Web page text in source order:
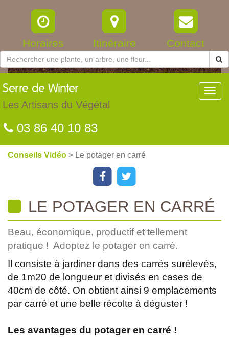
Horaires Itinéraire Contact
Serre de Winter
Les Artisans du Végétal
03 86 40 10 83
Conseils Vidéo > Le potager en carré
LE POTAGER EN CARRÉ
Beau, économique, productif et tellement
pratique ! Adoptez le potager en carré.
Il consiste à jardiner dans des carrés surélevés,
de 1m20 de longueur et divisés en cases de
40cm de côté. On obtient ainsi 9 emplacements
par carré et une belle récolte à déguster !
Les avantages du potager en carré !